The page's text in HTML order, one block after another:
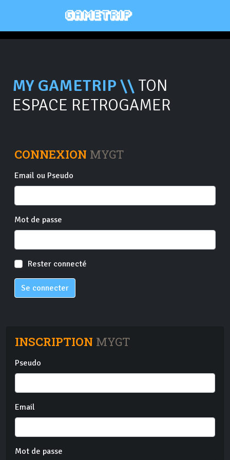
MY GAMETRIP \\ TON
ESPACE RETROGAMER
CONNEXION MYGT
Email ou Pseudo
Mot de passe
Rester connecté
Se connecter
INSCRIPTION MYGT
Pseudo
Email
Mot de passe